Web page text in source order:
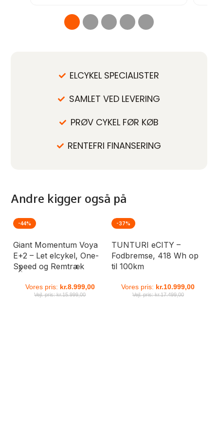
ELCYKEL SPECIALISTER
SAMLET VED LEVERING
PRØV CYKEL FØR KØB
RENTEFRI FINANSERING
Andre kigger også på
-44%
Giant Momentum Voya
E+2 – Let elcykel, One-
Speed og Remtræk
Vejl. pris: kr.15.999,00
Vores pris: kr.8.999,00
-37%
TUNTURI eCITY –
Fodbremse, 418 Wh op
til 100km
Vejl. pris: kr.17.499,00
Vores pris: kr.10.999,00